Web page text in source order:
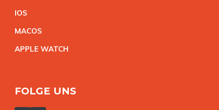
IOS
MACOS
APPLE WATCH
FOLGE UNS